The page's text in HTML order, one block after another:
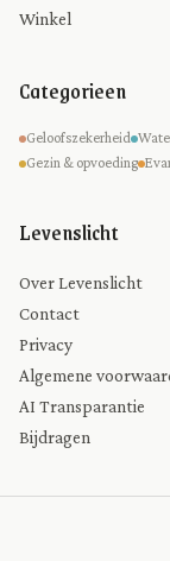
Winkel
Categorieen
Geloofszekerheid
Gezin & opvoeding
Levenslicht
Over Levenslicht
Contact
Privacy
Algemene
AI Transparantie
Bijdragen